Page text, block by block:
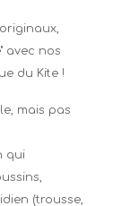
avec nos
du Kite !
mais pas
qui
(trousse,